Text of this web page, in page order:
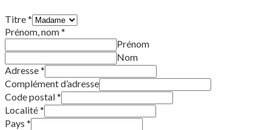
Titre*
Prénom, nom*
Prénom
Nom
Adresse*
Complément d’adresse
Code postal*
Localité*
Pays *